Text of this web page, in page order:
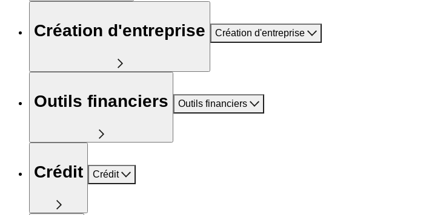
Création d'entreprise Création d'entreprise
Outils financiers Outils financiers
Crédit Crédit